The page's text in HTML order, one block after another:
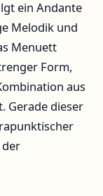
ein Andante
Melodik und
Menuett
Form,
aus
Gerade dieser